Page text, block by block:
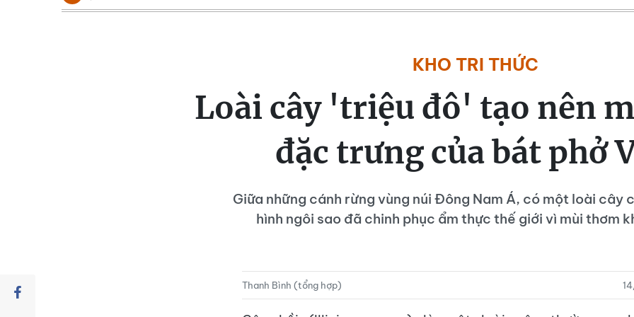
KHO TRI THỨC
Loài cây 'triệu đô' tạo nên
đặc trưng của bát phở
Giữa những cánh rừng vùng núi Đông Nam Á, có một loài cây
hình ngôi sao đã chinh phục ẩm thực thế giới vì mùi thơm
Thanh Bình (tổng hợp)